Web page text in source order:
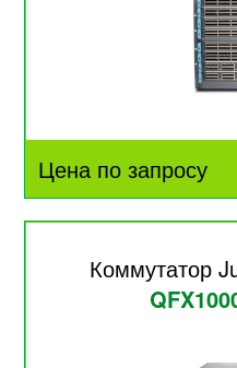
Цена по запросу
Коммутатор